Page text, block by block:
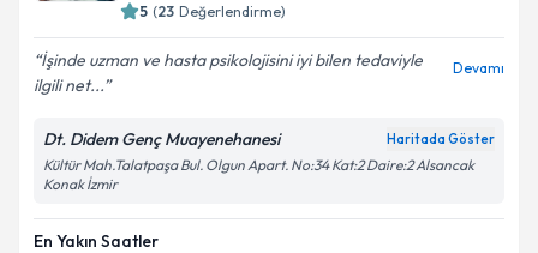
5 (23 Değerlendirme)
İşinde uzman ve hasta psikolojisini iyi bilen tedaviyle
ilgili net...
Devamı
Dt. Didem Genç Muayenehanesi Haritada Göster
Kültür Mah.Talatpaşa Bul. Olgun Apart. No:34 Kat:2 Daire:2 Alsancak
Konak İzmir
En Yakın Saatler